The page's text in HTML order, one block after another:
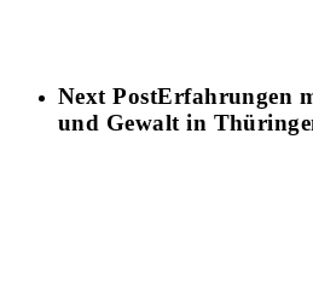
Next PostErfahrungen
und Gewalt in